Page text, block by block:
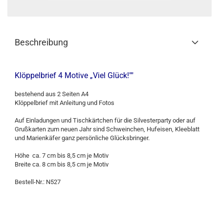
Beschreibung
Klöppelbrief 4 Motive „Viel Glück!""
bestehend aus 2 Seiten A4
Klöppelbrief mit Anleitung und Fotos
Auf Einladungen und Tischkärtchen für die Silvesterparty oder auf
Grußkarten zum neuen Jahr sind Schweinchen, Hufeisen, Kleeblatt
und Marienkäfer ganz persönliche Glücksbringer.
Höhe ca. 7 cm bis 8,5 cm je Motiv
Breite ca. 8 cm bis 8,5 cm je Motiv
Bestell-Nr.: N527